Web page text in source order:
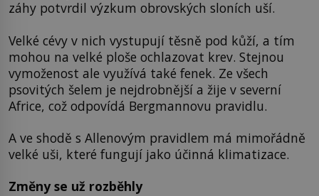
záhy potvrdil výzkum obrovských sloních uší.
Velké cévy v nich vystupují těsně pod kůží, a tím
mohou na velké ploše ochlazovat krev. Stejnou
vymoženost ale využívá také fenek. Ze všech
psovitých šelem je nejdrobnější a žije v severní
Africe, což odpovídá Bergmannovu pravidlu.
A ve shodě s Allenovým pravidlem má mimořádně
velké uši, které fungují jako účinná klimatizace.
Změny se už rozběhly